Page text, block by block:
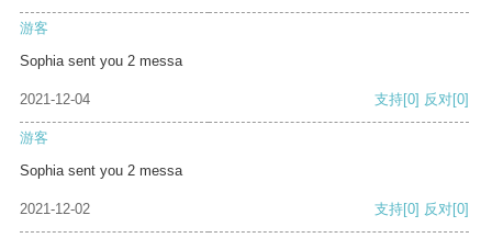
游客
Sophia sent you 2 messa
2021-12-04 支持[0] 反对[0]
游客
Sophia sent you 2 messa
2021-12-02 支持[0] 反对[0]